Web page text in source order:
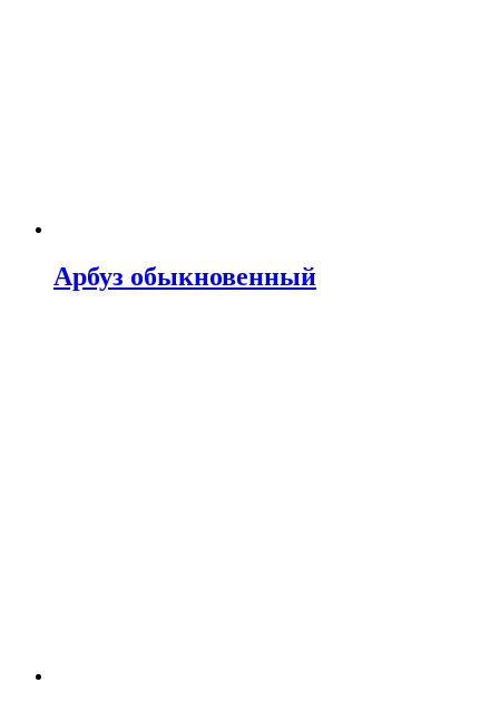
Арбуз обыкновенный